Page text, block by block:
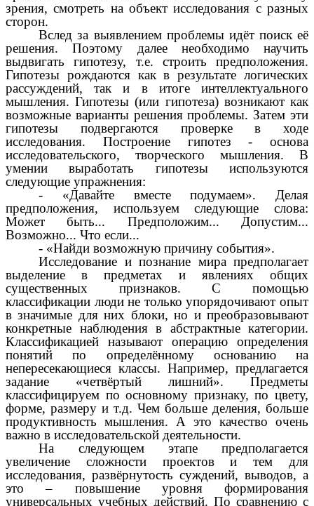
зрения, смотреть на объект исследования с разных
сторон.
Вслед за выявлением проблемы идёт поиск её
решения. Поэтому далее необходимо научить
выдвигать гипотезу, т.е. строить предположения.
Гипотезы рождаются как в результате логических
рассуждений, так и в итоге интеллектуального
мышления. Гипотезы (или гипотеза) возникают как
возможные варианты решения проблемы. Затем эти
гипотезы подвергаются проверке в ходе
исследования. Построение гипотез - основа
исследовательского, творческого мышления. В
умении выработать гипотезы используются
следующие упражнения:
- «Давайте вместе подумаем». Делая
предположения, используем следующие слова:
Может быть... Предположим... Допустим...
Возможно... Что если...
- «Найди возможную причину события».
Исследование и познание мира предполагает
выделение в предметах и явлениях общих
существенных признаков. С помощью
классификации люди не только упорядочивают опыт
в значимые для них блоки, но и преобразовывают
конкретные наблюдения в абстрактные категории.
Классификацией называют операцию определения
понятий по определённому основанию на
непересекающиеся классы. Например, предлагается
задание «четвёртый лишний». Предметы
классифицируем по основному признаку, по цвету,
форме, размеру и т.д. Чем больше деления, больше
продуктивность мышления. А это качество очень
важно в исследовательской деятельности.
На следующем этапе предполагается
увеличение сложности проектов и тем для
исследования, развёрнутость суждений, выводов, а
это – повышение уровня формирования
универсальных учебных действий. По сравнению с